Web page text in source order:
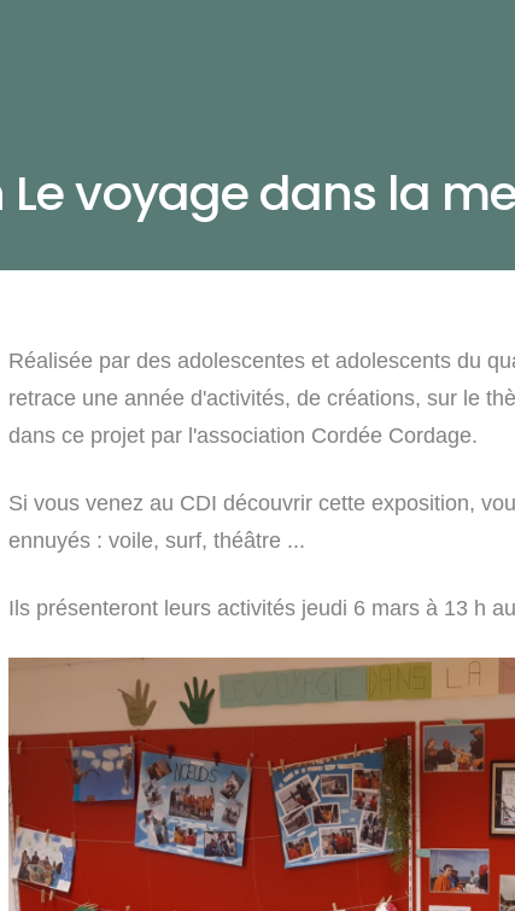
Le voyage dans la
Réalisée par des adolescentes et adolescents du
retrace une année d'activités, de créations, sur le
dans ce projet par l'association Cordée Cordage.
Si vous venez au CDI découvrir cette exposition,
ennuyés : voile, surf, théâtre ...
Ils présenteront leurs activités jeudi 6 mars à 13 h